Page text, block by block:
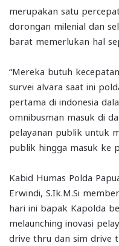
merupakan satu
dorongan milenial dan
barat memerlukan hal
“Mereka butuh
survei alvara saat ini
pertama di indonesia
omnibusman masuk di
pelayanan publik untuk
publik hingga masuk ke
Kabid Humas Polda
Erwindi, S.Ik.M.Si
hari ini bapak Kapolda
melaunching inovasi
drive thru dan sim drive